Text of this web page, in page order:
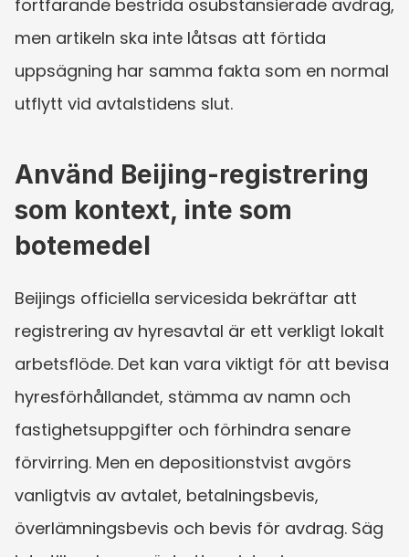
fortfarande bestrida osubstansierade avdrag,
men artikeln ska inte låtsas att förtida
uppsägning har samma fakta som en normal
utflytt vid avtalstidens slut.
Använd Beijing-registrering
som kontext, inte som
botemedel
Beijings officiella servicesida bekräftar att
registrering av hyresavtal är ett verkligt lokalt
arbetsflöde. Det kan vara viktigt för att bevisa
hyresförhållandet, stämma av namn och
fastighetsuppgifter och förhindra senare
förvirring. Men en depositionstvist avgörs
vanligtvis av avtalet, betalningsbevis,
överlämningsbevis och bevis för avdrag. Säg